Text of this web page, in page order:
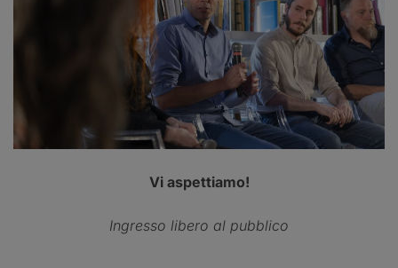
Vi aspettiamo!
Ingresso libero al pubblico